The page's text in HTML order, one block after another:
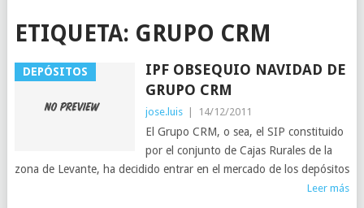
ETIQUETA: GRUPO CRM
DEPÓSITOS
IPF OBSEQUIO NAVIDAD DE
GRUPO CRM
jose.luis 14/12/2011
El Grupo CRM, o sea, el SIP constituido
por el conjunto de Cajas Rurales de la
zona de Levante, ha decidido entrar en el mercado de los depósitos
Leer más